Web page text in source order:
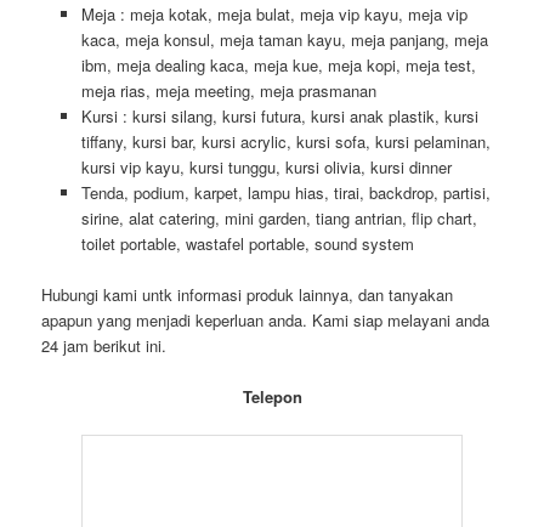
Meja : meja kotak, meja bulat, meja vip kayu, meja vip
kaca, meja konsul, meja taman kayu, meja panjang, meja
ibm, meja dealing kaca, meja kue, meja kopi, meja test,
meja rias, meja meeting, meja prasmanan
Kursi : kursi silang, kursi futura, kursi anak plastik, kursi
tiffany, kursi bar, kursi acrylic, kursi sofa, kursi pelaminan,
kursi vip kayu, kursi tunggu, kursi olivia, kursi dinner
Tenda, podium, karpet, lampu hias, tirai, backdrop, partisi,
sirine, alat catering, mini garden, tiang antrian, flip chart,
toilet portable, wastafel portable, sound system
Hubungi kami untk informasi produk lainnya, dan tanyakan
apapun yang menjadi keperluan anda. Kami siap melayani anda
24 jam berikut ini.
Telepon